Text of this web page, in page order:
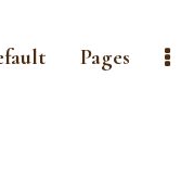
Pages